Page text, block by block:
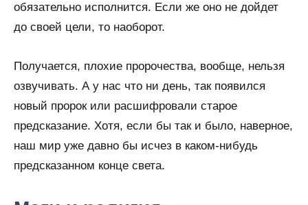
обязательно исполнится. Если же оно не дойдет
до своей цели, то наоборот.
Получается, плохие пророчества, вообще, нельзя
озвучивать. А у нас что ни день, так появился
новый пророк или расшифровали старое
предсказание. Хотя, если бы так и было, наверное,
наш мир уже давно бы исчез в каком-нибудь
предсказанном конце света.